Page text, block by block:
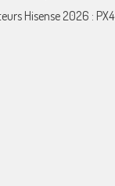
Hisense 2026 :